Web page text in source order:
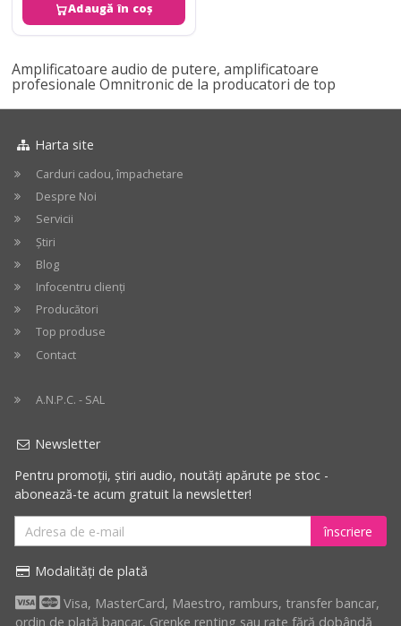
Adaugă în coș
Amplificatoare audio de putere, amplificatoare
profesionale Omnitronic de la producatori de top
Harta site
Carduri cadou, împachetare
Despre Noi
Servicii
Știri
Blog
Infocentru clienți
Producători
Top produse
Contact
A.N.P.C. - SAL
Newsletter
Pentru promoții, știri audio, noutăți apărute pe stoc -
abonează-te acum gratuit la newsletter!
înscriere
Modalități de plată
Visa, MasterCard, Maestro, ramburs, transfer bancar,
ordin de plată bancar, Grenke renting sau rate fără dobândă